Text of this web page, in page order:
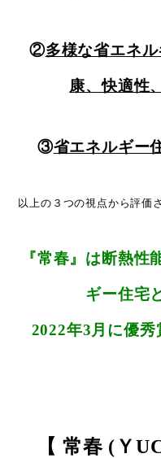
②多様な省エネ
康、快適性
③省エネルギー
以上の３つの視点から評価
『常春』 は断熱性
ギー住宅
2022年3月に優秀
【 常春 (Ｙ